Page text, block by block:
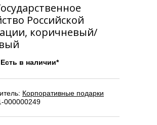
Российской
коричневый/
Есть в наличии*
Корпоративные подарки
000000249